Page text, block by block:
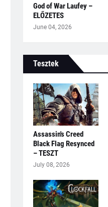
God of War Laufey –
ELŐZETES
June 04, 2026
Tesztek
Assassin's Creed
Black Flag Resynced
– TESZT
July 08, 2026